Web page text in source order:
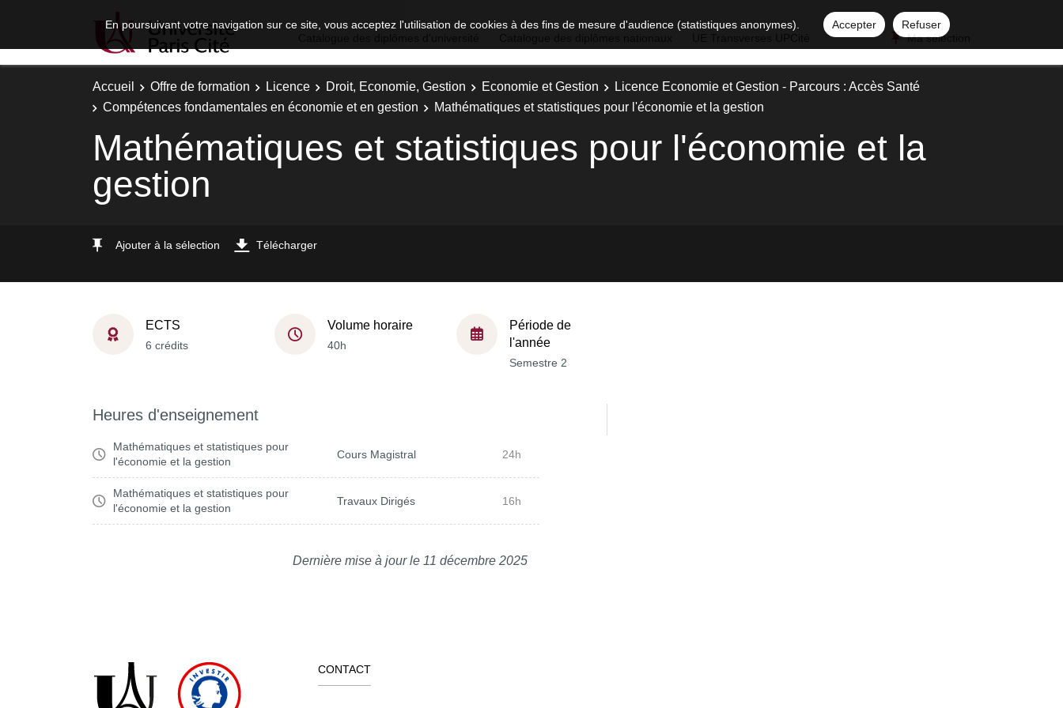
En poursuivant votre navigation sur ce site, vous acceptez l'utilisation de cookies à des fins de mesure d'audience (statistiques anonymes). Accepter
Refuser
Ma sélection
Accueil Offre de formation Licence Droit, Economie, Gestion Economie et Gestion
Licence Economie et Gestion - Parcours : Accès Santé
Compétences fondamentales en économie et en gestion
Mathématiques et statistiques pour l'économie et la gestion
Mathématiques et statistiques pour l'économie et la
gestion
Ajouter à la sélection Télécharger
ECTS
6 crédits
Volume horaire
40h
Période de
l'année
Semestre 2
Heures d'enseignement
Mathématiques et statistiques pour
l'économie et la gestion
Cours Magistral 24h
Mathématiques et statistiques pour
l'économie et la gestion
Travaux Dirigés 16h
Dernière mise à jour le 11 décembre 2025
CONTACT